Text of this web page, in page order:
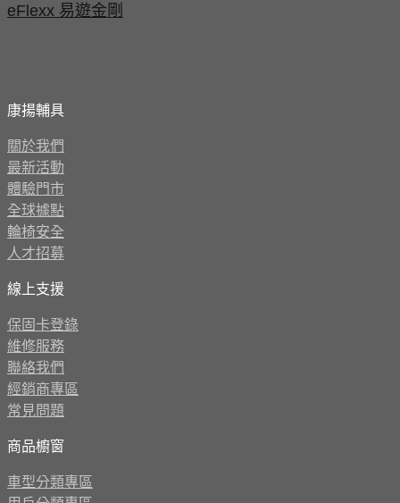
eFlexx 易遊金剛
康揚輔具
關於我們
最新活動
體驗門市
全球據點
輪椅安全
人才招募
線上支援
保固卡登錄
維修服務
聯絡我們
經銷商專區
常見問題
商品櫥窗
車型分類專區